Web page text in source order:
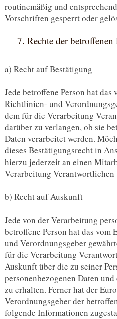
routinemäßig und
Vorschriften gesperrt oder
7. Rechte der betroffenen
a) Recht auf Bestätigung
Jede betroffene Person hat das
Richtlinien- und
dem für die Verarbeitung
darüber zu verlangen, ob sie
Daten verarbeitet werden.
dieses Bestätigungsrecht in
hierzu jederzeit an einen
Verarbeitung Verantwortlichen
b) Recht auf Auskunft
Jede von der Verarbeitung
betroffene Person hat das
und Verordnungsgeber
für die Verarbeitung
Auskunft über die zu seiner
personenbezogenen Daten
zu erhalten. Ferner hat der
Verordnungsgeber der
folgende Informationen